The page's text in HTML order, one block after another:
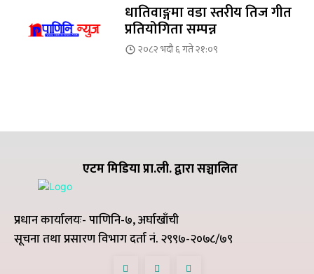
धातिवाङ्गमा वडा स्तरीय तिज गीत
प्रतियोगिता सम्पन्न
२०८२ भदौ ६ गते २१:०९
एटम मिडिया प्रा.ली. द्वारा सञ्चालित
प्रधान कार्यालयः- पाणिनि-७, अर्घाखाँची
सूचना तथा प्रसारण विभाग दर्ता नं. २९९७-२०७८/७९